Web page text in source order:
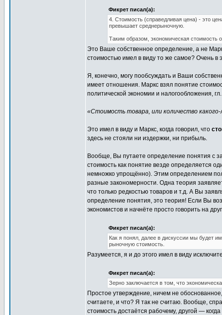
Фикрет писал(а):
4. Стоимость (справедливая цена) - это
превышает среднерыночную.
Таким образом, экономическая стоимость
Это Ваше собственное определение, а не
стоимостью имел в виду то же самое? Очень в
Я, конечно, могу пообсуждать и Ваши
имеет отношения. Маркс взял понятие
политической экономии и налогообложения,
«Стоимость товара, или количество
Это имел в виду и Маркс, когда говорил, что
здесь не стояли ни издержки, ни прибыль.
Вообще, Вы путаете определение понятия с
стоимость как понятие везде определяется
немножко упрощённо). Этим определением
разные закономерности. Одна теория
что только редкостью товаров и т.д. А Вы
определение понятия, это теория! Если Вы
экономистов и начнёте просто говорить на
Фикрет писал(а):
Как я понял, далее в дискуссии мы будет
рыночную стоимость.
Разумеется, я и до этого имел в виду
Фикрет писал(а):
Зерно заключается в том, что
Простое утверждение, ничем не
считаете, и что? Я так не считаю. Вообще,
стоимость достаётся рабочему, другой —